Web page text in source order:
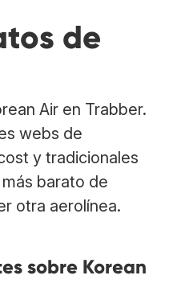
de
Air en Trabber.
webs de
y tradicionales
barato de
otra aerolínea.
sobre Korean